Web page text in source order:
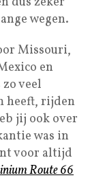
wegen.
Missouri,
en
veel
heeft, rijden
jij ook over
was in
voor altijd
Route 66